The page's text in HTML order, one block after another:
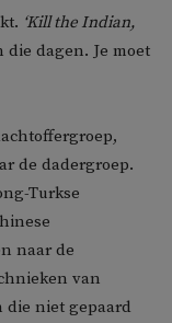
‘Kill the Indian,
dagen. Je moet
de dadergroep.
Turkse
naar de
van
die niet gepaard